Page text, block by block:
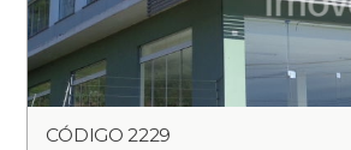
CÓDIGO 2229